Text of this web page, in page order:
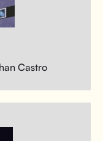
Castro